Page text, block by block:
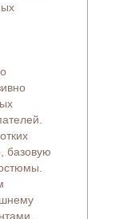
базовую